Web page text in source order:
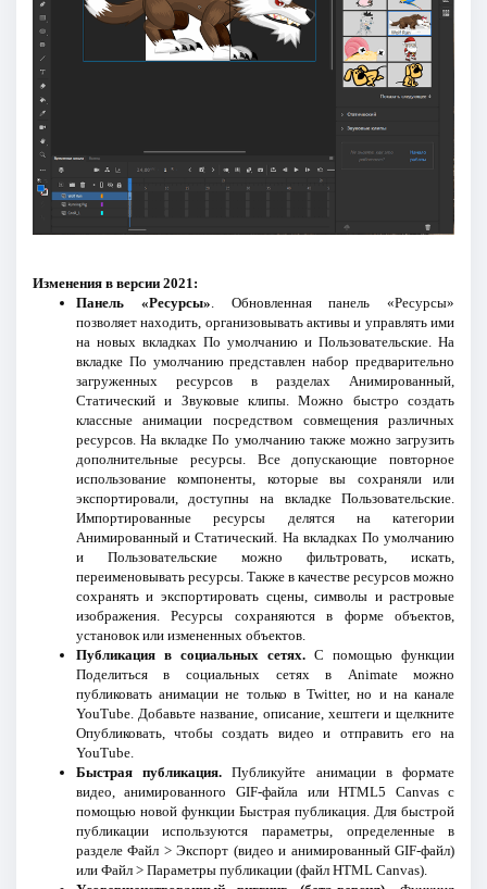
Изменения в версии 2021:
Панель «Ресурсы» . Обновленная панель «Ресурсы»
позволяет находить, организовывать активы и управлять ими
на новых вкладках По умолчанию и Пользовательские. На
вкладке По умолчанию представлен набор предварительно
загруженных ресурсов в разделах Анимированный,
Статический и Звуковые клипы. Можно быстро создать
классные анимации посредством совмещения различных
ресурсов. На вкладке По умолчанию также можно загрузить
дополнительные ресурсы. Все допускающие повторное
использование компоненты, которые вы сохраняли или
экспортировали, доступны на вкладке Пользовательские.
Импортированные ресурсы делятся на категории
Анимированный и Статический. На вкладках По умолчанию
и Пользовательские можно фильтровать, искать,
переименовывать ресурсы. Также в качестве ресурсов можно
сохранять и экспортировать сцены, символы и растровые
изображения. Ресурсы сохраняются в форме объектов,
установок или измененных объектов.
Публикация в социальных сетях. С помощью функции
Поделиться в социальных сетях в Animate можно
публиковать анимации не только в Twitter, но и на канале
YouTube. Добавьте название, описание, хештеги и щелкните
Опубликовать, чтобы создать видео и отправить его на
YouTube.
Быстрая публикация. Публикуйте анимации в формате
видео, анимированного GIF-файла или HTML5 Canvas с
помощью новой функции Быстрая публикация. Для быстрой
публикации используются параметры, определенные в
разделе Файл > Экспорт (видео и анимированный GIF-файл)
или Файл > Параметры публикации (файл HTML Canvas).